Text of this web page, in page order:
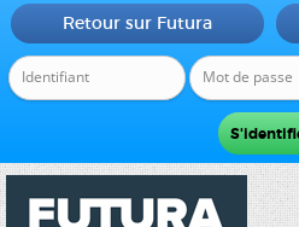
Retour sur Futura